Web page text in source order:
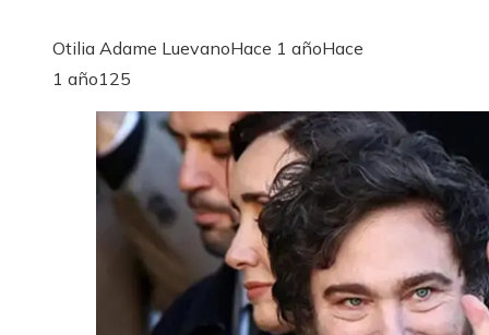
Otilia Adame LuevanoHace 1 añoHace
1 año125